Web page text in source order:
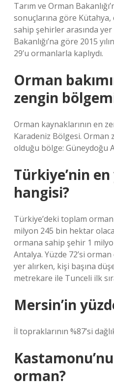
Tarım ve Orman
sonuçlarına göre
sahip şehirler arasında yer
Bakanlığı’na göre 2015
29’u ormanlarla kaplıydı.
Orman
zengin
Orman kaynaklarının en
Karadeniz Bölgesi. Orman
olduğu bölge: Güneydoğu
Türkiye’nin
hangisi?
Türkiye’deki toplam orman
milyon 245 bin hektar
ormana sahip şehir 1
Antalya. Yüzde 72’si
yer alırken, kişi başına
metrekare ile Tunceli ilk
Mersin’in
İl topraklarının %87’si
orman?